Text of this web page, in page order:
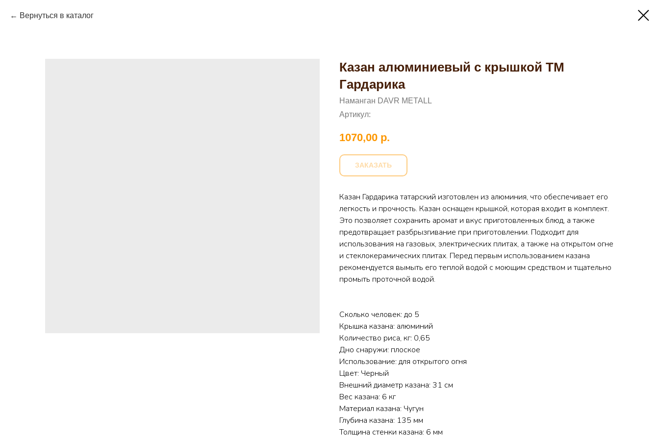
Вернуться в каталог
Казан алюминиевый с крышкой ТМ
Гардарика
Наманган DAVR METALL
Артикул:
1070,00 р.
ЗАКАЗАТЬ
Казан Гардарика татарский изготовлен из алюминия, что обеспечивает его
легкость и прочность. Казан оснащен крышкой, которая входит в комплект.
Это позволяет сохранить аромат и вкус приготовленных блюд, а также
предотвращает разбрызгивание при приготовлении. Подходит для
использования на газовых, электрических плитах, а также на открытом огне
и стеклокерамических плитах. Перед первым использованием казана
рекомендуется вымыть его теплой водой с моющим средством и тщательно
промыть проточной водой.
Сколько человек: до 5
Крышка казана: алюминий
Количество риса, кг: 0,65
Дно снаружи: плоское
Использование: для открытого огня
Цвет: Черный
Внешний диаметр казана: 31 см
Вес казана: 6 кг
Материал казана: Чугун
Глубина казана: 135 мм
Толщина стенки казана: 6 мм